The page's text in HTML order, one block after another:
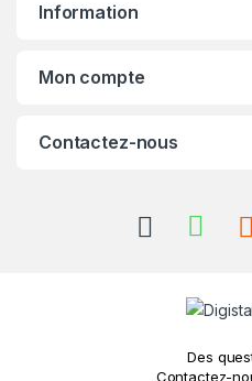
Information
Mon compte
Contactez-nous
Des
Contactez-